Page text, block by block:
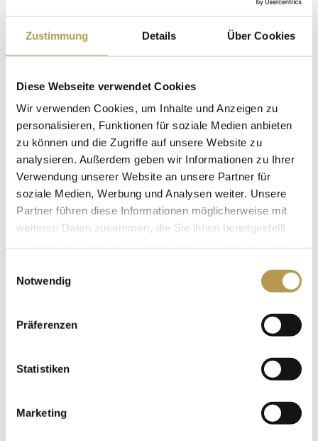
Zustimmung Details Über Cookies
Diese Webseite verwendet Cookies
Wir verwenden Cookies, um Inhalte und Anzeigen zu
personalisieren, Funktionen für soziale Medien anbieten
zu können und die Zugriffe auf unsere Website zu
analysieren. Außerdem geben wir Informationen zu Ihrer
Verwendung unserer Website an unsere Partner für
soziale Medien, Werbung und Analysen weiter. Unsere
Partner führen diese Informationen möglicherweise mit
weiteren Daten zusammen, die Sie ihnen bereitgestellt
Notwendig
Präferenzen
Statistiken
Marketing
CHRISTMAS | from 3 nights
Wintertime in Winterberg, the “St. Moritz of the
North”. Your ski break in the most snow-sure ski area
of North Rhine-Westphalia.
DETAILS BOOK 3 NIGHTS